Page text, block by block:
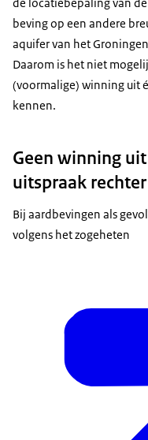
beving op een andere
aquifer van het
Daarom is het niet
(voormalige) winning uit
kennen.
Geen winning
uitspraak rechter
Bij aardbevingen als
volgens het zogeheten